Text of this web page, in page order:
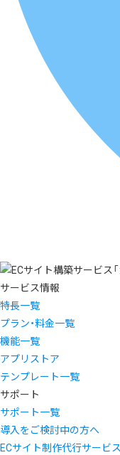
サービス情報
特長一覧
プラン・料金一覧
機能一覧
アプリストア
テンプレート一覧
サポート
サポート一覧
導入をご検討中の方へ
ECサイト制作代行サービス